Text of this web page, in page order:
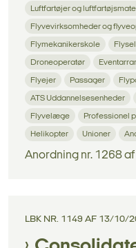
Luftfartøjer og
Flyvevirksomheder og
Flymekanikerskole
Droneoperatør
Flyejer Passager
ATS Uddannelsesenheder
Flyvelæge Professionel
Helikopter Unioner
Anordning nr. 1268
LBK NR. 1149 AF 13/10/